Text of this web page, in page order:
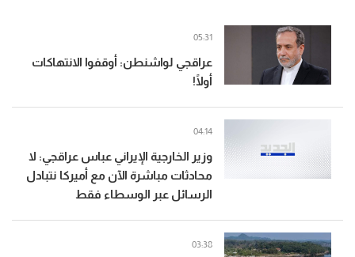
عراقجي لواشنطن: أوقفوا الانتهاكات
أولًا!
05:31
وزير الخارجية الإيراني عباس عراقجي: لا
محادثات مباشرة الآن مع أميركا نتبادل
الرسائل عبر الوسطاء فقط
04:14
03:38